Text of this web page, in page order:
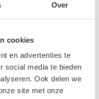
Over
cookies
en advertenties te
social media te bieden
Ook delen we
site met onze